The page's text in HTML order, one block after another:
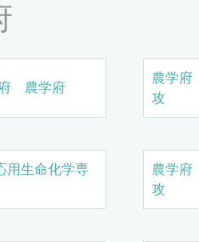
農学府
農学
攻
生命化学専
農学
攻